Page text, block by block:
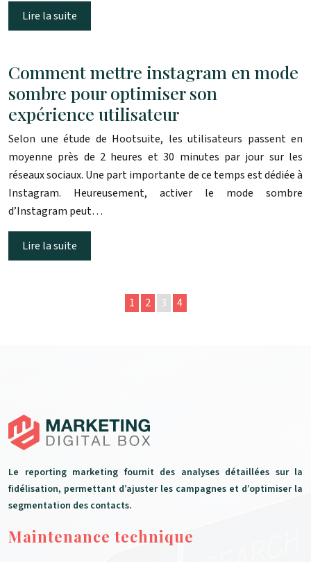
Lire la suite
Comment mettre instagram en mode
sombre pour optimiser son
expérience utilisateur
Selon une étude de Hootsuite, les utilisateurs passent en
moyenne près de 2 heures et 30 minutes par jour sur les
réseaux sociaux. Une part importante de ce temps est dédiée à
Instagram. Heureusement, activer le mode sombre
d’Instagram peut…
Lire la suite
1 2 3 4
Le reporting marketing fournit des analyses détaillées sur la
fidélisation, permettant d’ajuster les campagnes et d’optimiser la
segmentation des contacts.
Maintenance technique